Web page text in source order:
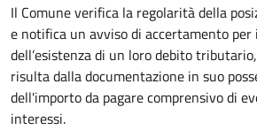
Il Comune verifica la regolarità della
e notifica un avviso di accertamento
dell’esistenza di un loro debito
risulta dalla documentazione in suo
dell'importo da pagare comprensivo di
interessi.